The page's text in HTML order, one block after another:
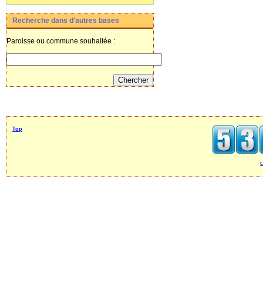
Recherche dans d'autres bases
Paroisse ou commune souhaitée :
Top